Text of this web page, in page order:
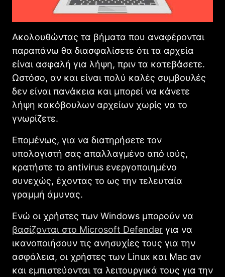
Ακολουθώντας τα βήματα που αναφέρονται
παραπάνω θα διασφαλίσετε ότι τα αρχεία
είναι ασφαλή για λήψη, πριν τα κατεβάσετε.
Ωστόσο, αν και είναι πολύ καλές συμβουλές
δεν είναι πανάκεια και μπορεί να κάνετε
λήψη κακόβουλων αρχείων χωρίς να το
γνωρίζετε.
Επομένως, για να διατηρήσετε τον
υπολογιστή σας απαλλαγμένο από ιούς,
κρατήστε το antivirus ενεργοποιημένο
συνεχώς, έχοντας το ως την τελευταία
γραμμή άμυνας.
Ενώ οι χρήστες των Windows μπορούν να
βασίζονται στο Microsoft Defender για να
ικανοποιήσουν τις ανησυχίες τους για την
ασφάλεια, οι χρήστες των Linux και Mac αν
και εμπιστεύονται τα λειτουργικά τους για την